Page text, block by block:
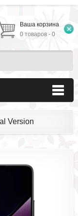
Ваша корзина
0 товаров - 0
Version